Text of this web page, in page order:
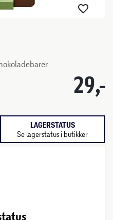
29,-
LAGERSTATUS
Se lagerstatus i butikker